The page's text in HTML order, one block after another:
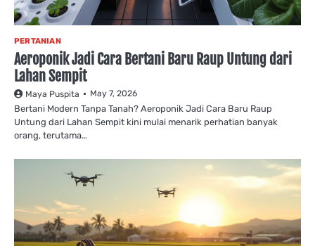
PERTANIAN
Aeroponik Jadi Cara Bertani Baru Raup Untung dari
Lahan Sempit
Maya Puspita May 7, 2026
Bertani Modern Tanpa Tanah? Aeroponik Jadi Cara Baru Raup
Untung dari Lahan Sempit kini mulai menarik perhatian banyak
orang, terutama…